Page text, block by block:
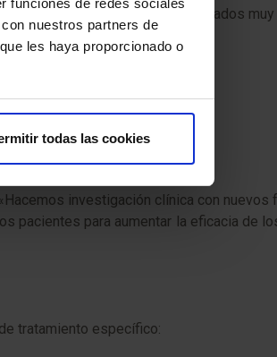
funciones de redes sociales
nuestros partners de
les haya proporcionado o
todas las cookies
se pueden conseguir resultados muy
investigación clínica con nuevos
pacientes para aumentar la eficacia de
tratamiento específico: